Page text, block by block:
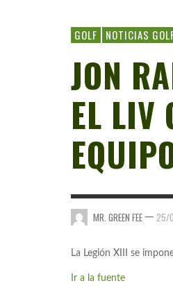
GOLF NOTICIAS
JON
EL LIV
MR. GREEN FEE — 25/
La Legión XIII se
Ir a la fuente